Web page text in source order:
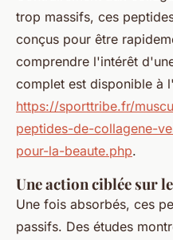
trop massifs, ces
conçus pour être
comprendre l'intérêt
complet est disponible à
https://sporttribe.fr/
peptides-de-collagene-
pour-la-beaute.php.
Une action ciblée sur
Une fois absorbés, ces
passifs. Des études